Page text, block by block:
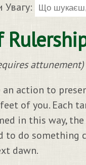
Увагу:
attunement)
an action to
of you. Each
in this way,
to do something
dawn.